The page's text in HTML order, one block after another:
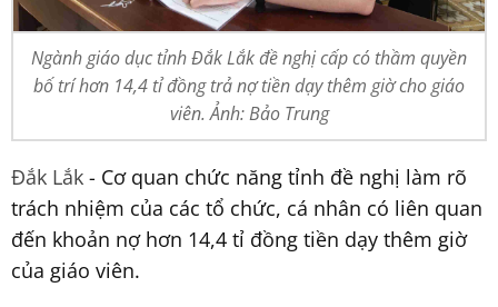
Ngành giáo dục tỉnh Đắk Lắk đề nghị cấp có thầm quyền
bố trí hơn 14,4 tỉ đồng trả nợ tiền dạy thêm giờ cho giáo
viên. Ảnh: Bảo Trung
Đắk Lắk - Cơ quan chức năng tỉnh đề nghị làm rõ
trách nhiệm của các tổ chức, cá nhân có liên quan
đến khoản nợ hơn 14,4 tỉ đồng tiền dạy thêm giờ
của giáo viên.